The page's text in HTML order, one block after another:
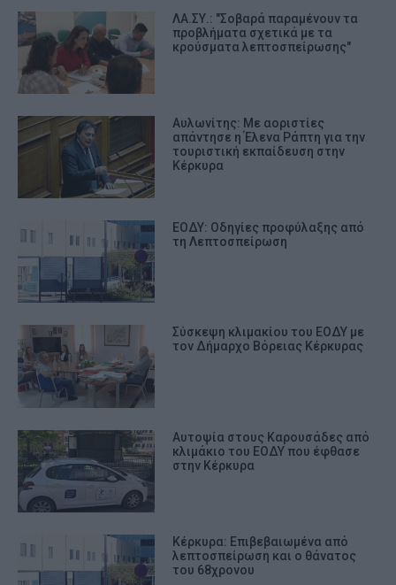
ΛΑ.ΣΥ.: "Σοβαρά παραμένουν τα
προβλήματα σχετικά με τα
κρούσματα λεπτοσπείρωσης"
Αυλωνίτης: Με αοριστίες
απάντησε η Έλενα Ράπτη για την
τουριστική εκπαίδευση στην
Κέρκυρα
ΕΟΔΥ: Οδηγίες προφύλαξης από
τη Λεπτοσπείρωση
Σύσκεψη κλιμακίου του ΕΟΔΥ με
τον Δήμαρχο Βόρειας Κέρκυρας
Αυτοψία στους Καρουσάδες από
κλιμάκιο του ΕΟΔΥ που έφθασε
στην Κέρκυρα
Κέρκυρα: Επιβεβαιωμένα από
λεπτοσπείρωση και ο θάνατος
του 68χρονου